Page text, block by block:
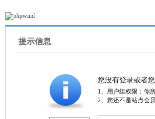
提示信息
您没有登录或者
1、用户组权限：你
2、您还不是站点会